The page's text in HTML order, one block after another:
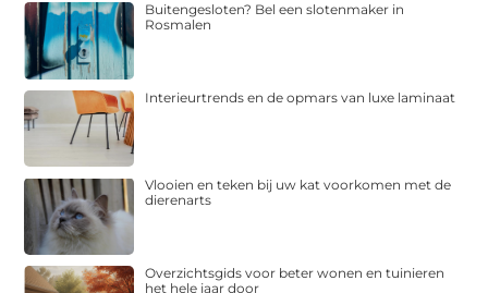
Buitengesloten? Bel een slotenmaker in
Rosmalen
Interieurtrends en de opmars van luxe laminaat
Vlooien en teken bij uw kat voorkomen met de
dierenarts
Overzichtsgids voor beter wonen en tuinieren
het hele jaar door